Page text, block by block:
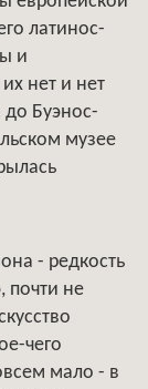
латинос-
и
нет и нет
Буэнос-
музее
- редкость
почти не
чего
мало - в